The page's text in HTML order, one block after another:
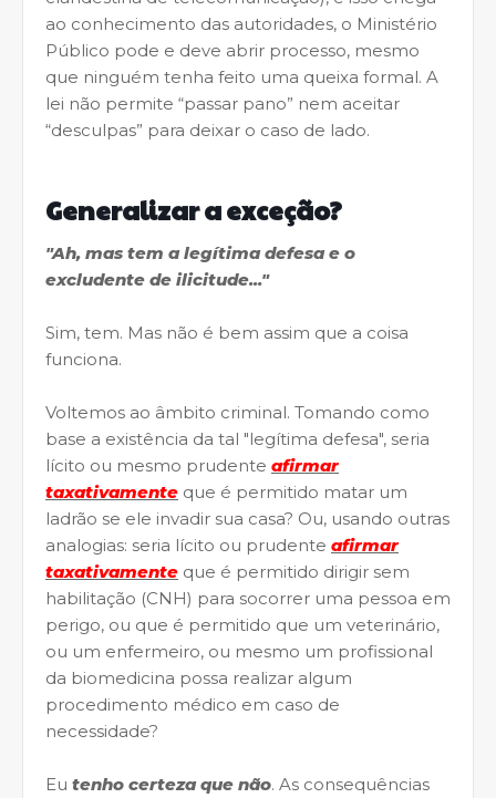
ao conhecimento das autoridades, o Ministério
Público pode e deve abrir processo, mesmo
que ninguém tenha feito uma queixa formal. A
lei não permite “passar pano” nem aceitar
“desculpas” para deixar o caso de lado.
Generalizar a exceção?
"Ah, mas tem a legítima defesa e o
excludente de ilicitude..."
Sim, tem. Mas não é bem assim que a coisa
funciona.
Voltemos ao âmbito criminal. Tomando como
base a existência da tal "legítima defesa", seria
lícito ou mesmo prudente afirmar
taxativamente que é permitido matar um
ladrão se ele invadir sua casa? Ou, usando outras
analogias: seria lícito ou prudente afirmar
taxativamente que é permitido dirigir sem
habilitação (CNH) para socorrer uma pessoa em
perigo, ou que é permitido que um veterinário,
ou um enfermeiro, ou mesmo um profissional
da biomedicina possa realizar algum
procedimento médico em caso de
necessidade?
Eu tenho certeza que não. As consequências